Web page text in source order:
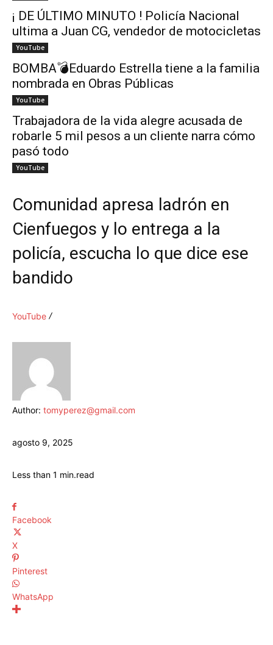
¡ DE ÚLTIMO MINUTO ! Policía Nacional
ultima a Juan CG, vendedor de motocicletas
YouTube
BOMBA💣Eduardo Estrella tiene a la familia
nombrada en Obras Públicas
YouTube
Trabajadora de la vida alegre acusada de
robarle 5 mil pesos a un cliente narra cómo
pasó todo
YouTube
Comunidad apresa ladrón en
Cienfuegos y lo entrega a la
policía, escucha lo que dice ese
bandido
YouTube
Author: tomyperez@gmail.com
agosto 9, 2025
Less than 1 min.read
Facebook
X
Pinterest
WhatsApp